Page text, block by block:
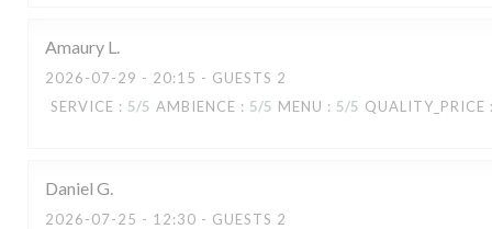
Amaury L
2026-07-29 - 20:15 - GUESTS 2
SERVICE : 5/5 AMBIENCE : 5/5 MENU : 5/5 QUALITY_PRICE
Daniel G
2026-07-25 - 12:30 - GUESTS 2
RESTAURANT MAISON FOURNAISE